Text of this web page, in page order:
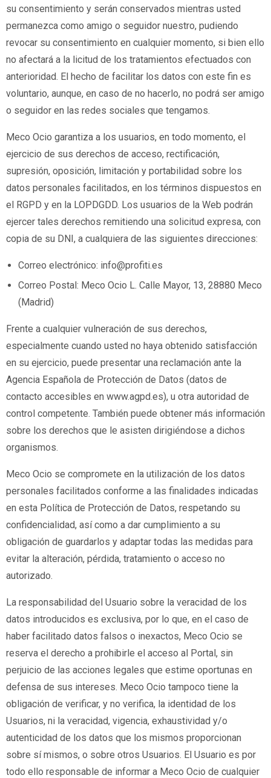
su consentimiento y serán conservados mientras usted
permanezca como amigo o seguidor nuestro, pudiendo
revocar su consentimiento en cualquier momento, si bien ello
no afectará a la licitud de los tratamientos efectuados con
anterioridad. El hecho de facilitar los datos con este fin es
voluntario, aunque, en caso de no hacerlo, no podrá ser amigo
o seguidor en las redes sociales que tengamos.
Meco Ocio garantiza a los usuarios, en todo momento, el
ejercicio de sus derechos de acceso, rectificación,
supresión, oposición, limitación y portabilidad sobre los
datos personales facilitados, en los términos dispuestos en
el RGPD y en la LOPDGDD. Los usuarios de la Web podrán
ejercer tales derechos remitiendo una solicitud expresa, con
copia de su DNI, a cualquiera de las siguientes direcciones:
Correo electrónico: info@profiti.es
Correo Postal: Meco Ocio L. Calle Mayor, 13, 28880 Meco
(Madrid)
Frente a cualquier vulneración de sus derechos,
especialmente cuando usted no haya obtenido satisfacción
en su ejercicio, puede presentar una reclamación ante la
Agencia Española de Protección de Datos (datos de
contacto accesibles en www.agpd.es), u otra autoridad de
control competente. También puede obtener más información
sobre los derechos que le asisten dirigiéndose a dichos
organismos.
Meco Ocio se compromete en la utilización de los datos
personales facilitados conforme a las finalidades indicadas
en esta Política de Protección de Datos, respetando su
confidencialidad, así como a dar cumplimiento a su
obligación de guardarlos y adaptar todas las medidas para
evitar la alteración, pérdida, tratamiento o acceso no
autorizado.
La responsabilidad del Usuario sobre la veracidad de los
datos introducidos es exclusiva, por lo que, en el caso de
haber facilitado datos falsos o inexactos, Meco Ocio se
reserva el derecho a prohibirle el acceso al Portal, sin
perjuicio de las acciones legales que estime oportunas en
defensa de sus intereses. Meco Ocio tampoco tiene la
obligación de verificar, y no verifica, la identidad de los
Usuarios, ni la veracidad, vigencia, exhaustividad y/o
autenticidad de los datos que los mismos proporcionan
sobre sí mismos, o sobre otros Usuarios. El Usuario es por
todo ello responsable de informar a Meco Ocio de cualquier